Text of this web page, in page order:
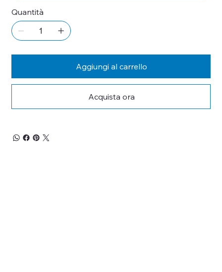
Quantità
Aggiungi al carrello
Acquista ora